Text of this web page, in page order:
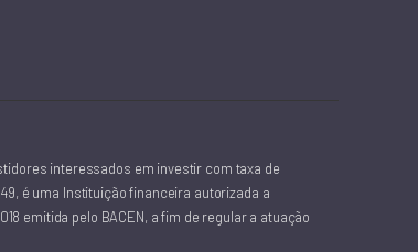
interessados em investir com taxa de
é uma Instituição financeira autorizada a
emitida pelo BACEN, a fim de regular a atuação